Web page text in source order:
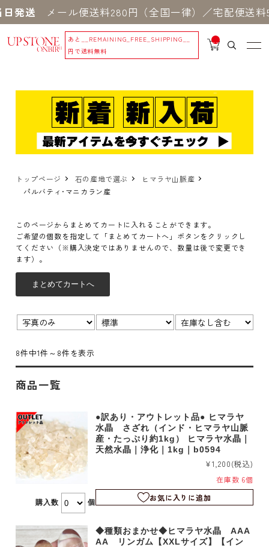
発送メール便送料280円（全国一律）／宅配便送
あと
__REMAINING_FREE_SHIPPING__
円で送料無料
__
IT
_
トップページ 石の産地で選ぶ
ヒマラヤ山脈産
パルバティ･マニカラン産
このページからまとめてカートに入れることができます。
ご希望の個数を指定して「まとめてカートへ」ボタンをクリックし
てください（※購入決定ではありませんので、数量は後で変更でき
ます）。
8件中1件～8件を表示
商品一覧
●訳あり・アウトレット品● ヒマラヤ
水晶 さざれ（インド・ヒマラヤ山脈
産・たっぷり約1kg） ヒマラヤ水晶｜
天然水晶｜浄化｜1kg｜b0594
¥1,200(税込)
在庫数 6個
お気に入りに追加
購入数 個
◆種類おまかせ◆ヒマラヤ水晶 AAA
AA リンガム【XXLサイズ】【イン